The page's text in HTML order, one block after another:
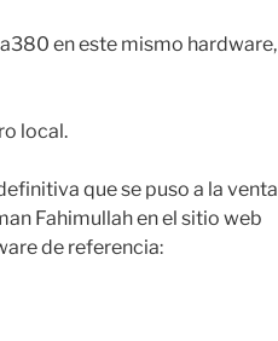
en este mismo hardware,
local.
que se puso a la venta
Fahimullah en el sitio web
de referencia: